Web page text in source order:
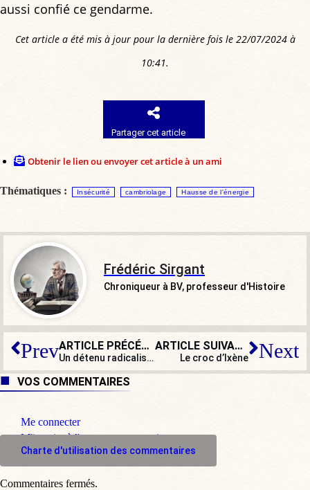
aussi confié ce gendarme.
Cet article a été mis à jour pour la dernière fois le 22/07/2024 à
10:41.
Partager cet article
Obtenir le lien ou envoyer cet article à un ami
Thématiques : Insécurité cambriolage Hausse de l'énergie
Frédéric Sirgant
Chroniqueur à BV, professeur d'Histoire
Prev ARTICLE PRÉCÉDENT
Un détenu radicalisé blesse trois surveillants avec du verre à Lille
ARTICLE SUIVANT
Le croc d’Ixène Next
VOS COMMENTAIRES
Me connecter
M'inscrire à l'espace commentaire
Charte d'utilisation des commentaires
Commentaires fermés.